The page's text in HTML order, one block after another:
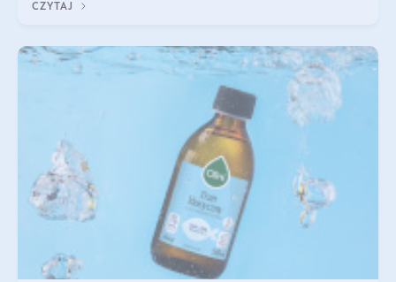
CZYTAJ